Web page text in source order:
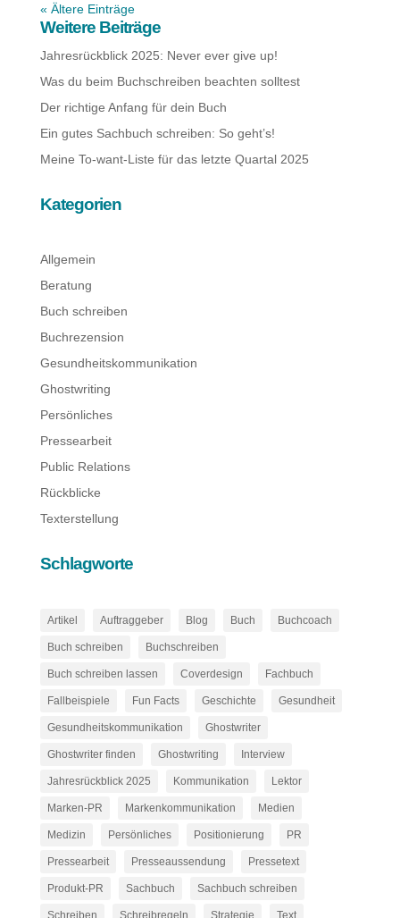
« Ältere Einträge
Weitere Beiträge
Jahresrückblick 2025: Never ever give up!
Was du beim Buchschreiben beachten solltest
Der richtige Anfang für dein Buch
Ein gutes Sachbuch schreiben: So geht’s!
Meine To-want-Liste für das letzte Quartal 2025
Kategorien
Allgemein
Beratung
Buch schreiben
Buchrezension
Gesundheitskommunikation
Ghostwriting
Persönliches
Pressearbeit
Public Relations
Rückblicke
Texterstellung
Schlagworte
Artikel Auftraggeber Blog Buch Buchcoach
Buch schreiben Buchschreiben
Buch schreiben lassen Coverdesign Fachbuch
Fallbeispiele Fun Facts Geschichte Gesundheit
Gesundheitskommunikation Ghostwriter
Ghostwriter finden Ghostwriting Interview
Jahresrückblick 2025 Kommunikation Lektor
Marken-PR Markenkommunikation Medien
Medizin Persönliches Positionierung PR
Pressearbeit Presseaussendung Pressetext
Produkt-PR Sachbuch Sachbuch schreiben
Schreiben Schreibregeln Strategie Text